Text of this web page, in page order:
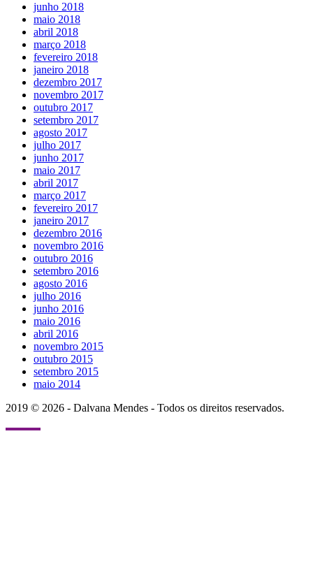
junho 2018
maio 2018
abril 2018
março 2018
fevereiro 2018
janeiro 2018
dezembro 2017
novembro 2017
outubro 2017
setembro 2017
agosto 2017
julho 2017
junho 2017
maio 2017
abril 2017
março 2017
fevereiro 2017
janeiro 2017
dezembro 2016
novembro 2016
outubro 2016
setembro 2016
agosto 2016
julho 2016
junho 2016
maio 2016
abril 2016
novembro 2015
outubro 2015
setembro 2015
maio 2014
2019 © 2026 - Dalvana Mendes - Todos os direitos reservados.